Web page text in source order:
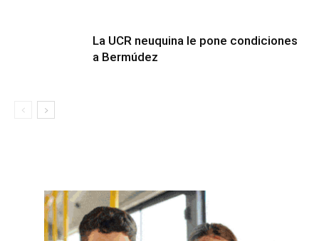
La UCR neuquina le pone condiciones
a Bermúdez